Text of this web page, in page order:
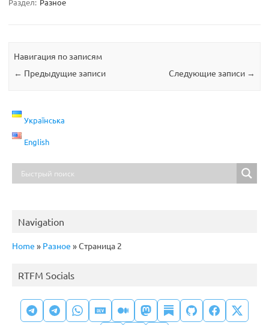
Навигация по записям
← Предыдущие записи Следующие записи →
Українська
English
Navigation
Home » Разное »Страница 2
RTFM Socials